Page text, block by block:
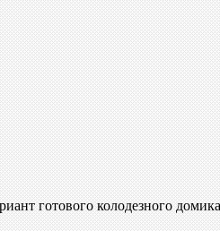
готового колодезного